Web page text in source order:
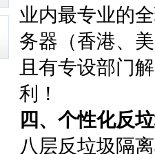
业内最专业的
务器（香港、
且有专设部门
利！
四、个性化反
八层反垃圾隔